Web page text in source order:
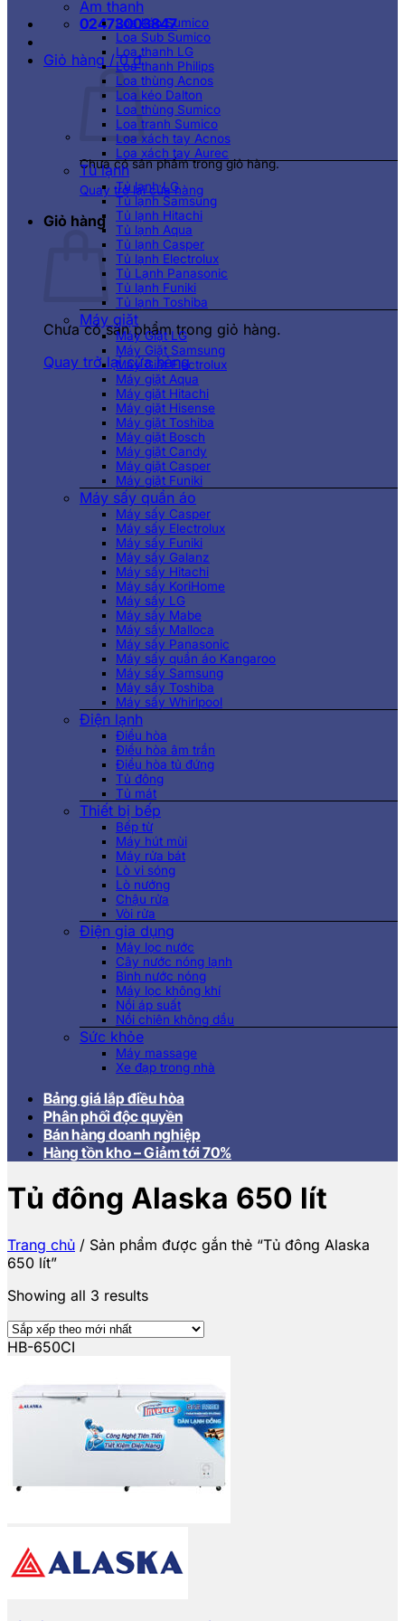
02473003847
Giỏ hàng /0₫
Chưa có sản phẩm trong giỏ hàng.
Quay trở lại cửa hàng
Giỏ hàng
Chưa có sản phẩm trong giỏ hàng.
Quay trở lại cửa hàng
Âm thanh
Loa kéo Sumico
Loa Sub Sumico
Loa thanh LG
Loa thanh Philips
Loa thùng Acnos
Loa kéo Dalton
Loa thùng Sumico
Loa tranh Sumico
Loa xách tay Acnos
Loa xách tay Aurec
Tủ lạnh
Tủ lạnh LG
Tủ lạnh Samsung
Tủ lạnh Hitachi
Tủ lạnh Aqua
Tủ lạnh Casper
Tủ lạnh Electrolux
Tủ Lạnh Panasonic
Tủ lạnh Funiki
Tủ lạnh Toshiba
Máy giặt
Máy Giặt LG
Máy Giặt Samsung
Máy Giặt Electrolux
Máy giặt Aqua
Máy giặt Hitachi
Máy giặt Hisense
Máy giặt Toshiba
Máy giặt Bosch
Máy giặt Candy
Máy giặt Casper
Máy giặt Funiki
Máy sấy quần áo
Máy sấy Casper
Máy sấy Electrolux
Máy sấy Funiki
Máy sấy Galanz
Máy sấy Hitachi
Máy sấy KoriHome
Máy sấy LG
Máy sấy Mabe
Máy sấy Malloca
Máy sấy Panasonic
Máy sấy quần áo Kangaroo
Máy sấy Samsung
Máy sấy Toshiba
Máy sấy Whirlpool
Điện lạnh
Điều hòa
Điều hòa âm trần
Điều hòa tủ đứng
Tủ đông
Tủ mát
Thiết bị bếp
Bếp từ
Máy hút mùi
Máy rửa bát
Lò vi sóng
Lò nướng
Chậu rửa
Vòi rửa
Điện gia dụng
Máy lọc nước
Cây nước nóng lạnh
Bình nước nóng
Máy lọc không khí
Nồi áp suất
Nồi chiên không dầu
Sức khỏe
Máy massage
Xe đạp trong nhà
Bảng giá lắp điều hòa
Phân phối độc quyền
Bán hàng doanh nghiệp
Hàng tồn kho – Giảm tới 70%
Tủ đông Alaska 650 lít
Trang chủ / Sản phẩm được gắn thẻ “Tủ đông Alaska
650 lít”
Showing all 3 results
HB-650CI